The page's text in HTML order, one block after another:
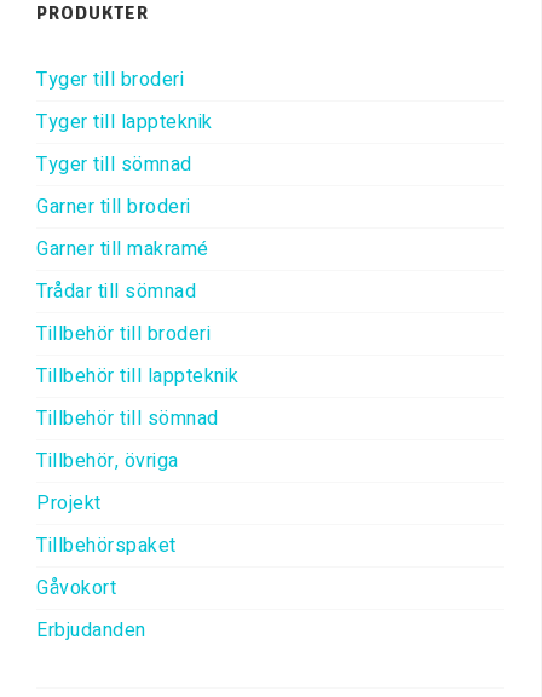
PRODUKTER
Tyger till broderi
Tyger till lappteknik
Tyger till sömnad
Garner till broderi
Garner till makramé
Trådar till sömnad
Tillbehör till broderi
Tillbehör till lappteknik
Tillbehör till sömnad
Tillbehör, övriga
Projekt
Tillbehörspaket
Gåvokort
Erbjudanden